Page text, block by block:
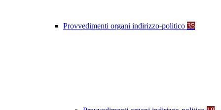
Provvedimenti organi indirizzo-politico 35